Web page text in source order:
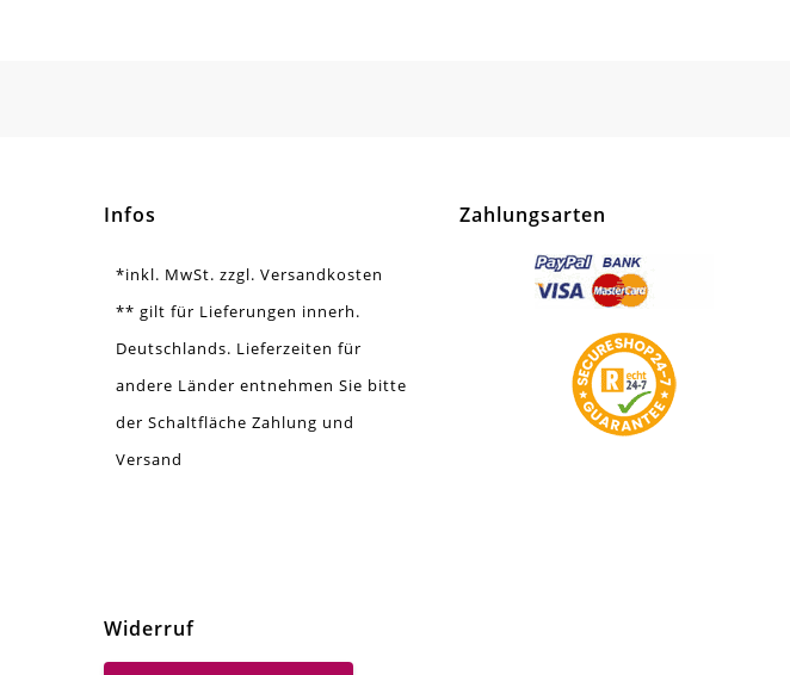
10 Stück
Zusatzinfo
Sehr Leicht An Gewicht
Infos
*inkl. MwSt. zzgl. Versandkosten
** gilt für Lieferungen innerh.
Deutschlands. Lieferzeiten für
andere Länder entnehmen Sie bitte
der Schaltfläche Zahlung und
Versand
Zahlungsarten
Widerruf